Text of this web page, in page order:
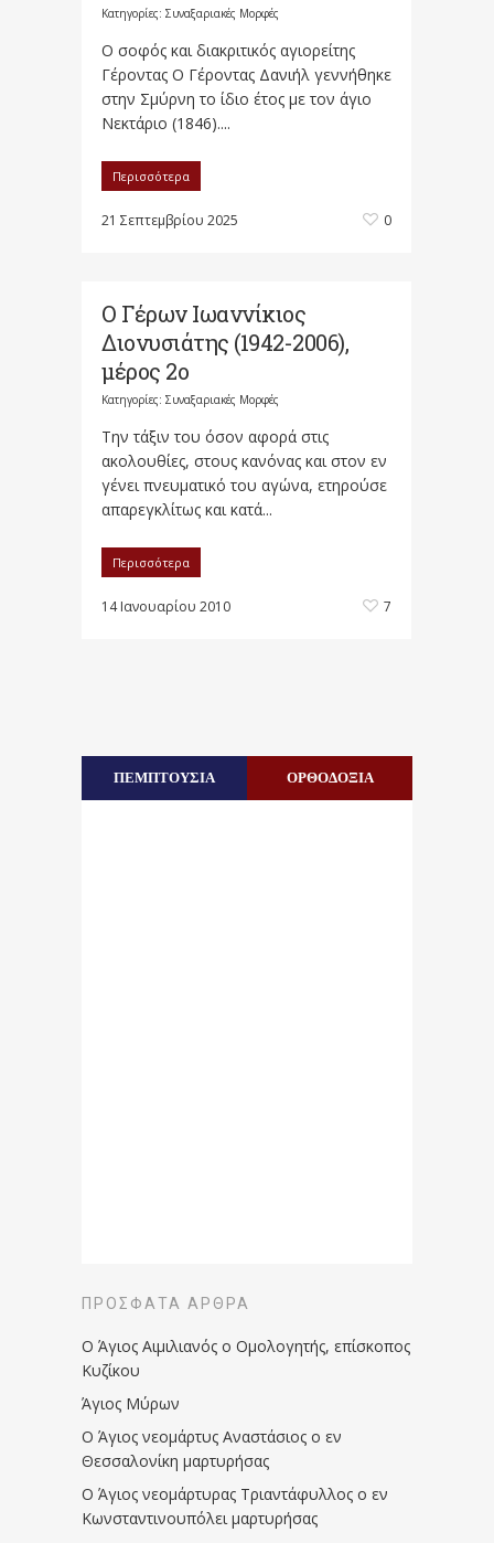
Κατηγορίες: Συναξαριακές Μορφές
Ο σοφός και διακριτικός αγιορείτης
Γέροντας Ο Γέροντας Δανιήλ γεννήθηκε
στην Σμύρνη το ίδιο έτος με τον άγιο
Νεκτάριο (1846)....
Περισσότερα
21 Σεπτεμβρίου 2025 0
Ο Γέρων Ιωαννίκιος
Διονυσιάτης (1942-2006),
μέρος 2ο
Κατηγορίες: Συναξαριακές Μορφές
Την τάξιν του όσον αφορά στις
ακολουθίες, στους κανόνας και στον εν
γένει πνευματικό του αγώνα, ετηρούσε
απαρεγκλίτως και κατά...
Περισσότερα
14 Ιανουαρίου 2010 7
ΠΕΜΠΤΟΥΣΙΑ ΟΡΘΟΔΟΞΙΑ
ΠΡΌΣΦΑΤΑ ΆΡΘΡΑ
Ο Άγιος Αιμιλιανός ο Ομολογητής, επίσκοπος
Κυζίκου
Άγιος Μύρων
Ο Άγιος νεομάρτυς Αναστάσιος ο εν
Θεσσαλονίκη μαρτυρήσας
Ο Άγιος νεομάρτυρας Τριαντάφυλλος ο εν
Κωνσταντινουπόλει μαρτυρήσας